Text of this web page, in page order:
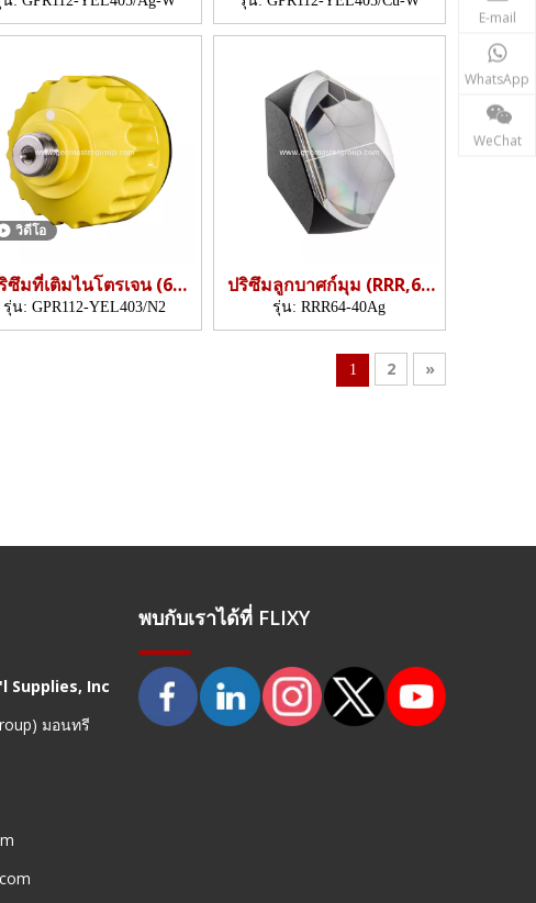
วิดีโอ
ซึมที่เติมไนโตรเจน (62
มม., 3 ')
รุ่น: GPR112-YEL403/N2
ปริซึมลูกบาศก์มุม (RRR,64
มม./40 มม.)
รุ่น: RRR64-40Ag
1 2 »
E-mail
WhatsApp
WeChat
Supplies, Inc
มอนทรี
พบกับเราได้ที่ FLIXY